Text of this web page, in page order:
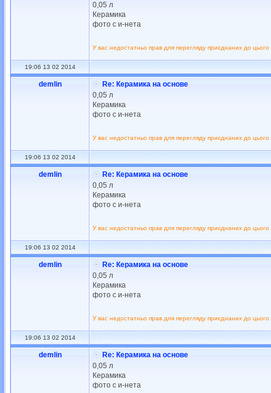
0,05 л
Керамика
фото с и-нета
У вас недостатньо прав для перегляду приєднаних до цього
19:06 13 02 2014
demlin
Re: Керамика на основе
0,05 л
Керамика
фото с и-нета
У вас недостатньо прав для перегляду приєднаних до цього
19:06 13 02 2014
demlin
Re: Керамика на основе
0,05 л
Керамика
фото с и-нета
У вас недостатньо прав для перегляду приєднаних до цього
19:06 13 02 2014
demlin
Re: Керамика на основе
0,05 л
Керамика
фото с и-нета
У вас недостатньо прав для перегляду приєднаних до цього
19:06 13 02 2014
demlin
Re: Керамика на основе
0,05 л
Керамика
фото с и-нета